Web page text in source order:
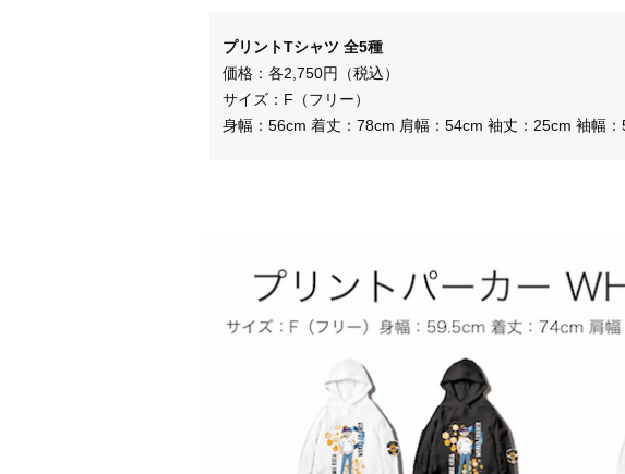
プリントTシャツ 全5種
価格：各2,750円（税込）
サイズ：F（フリー）
身幅：56cm 着丈：78cm 肩幅：54cm 袖丈：25cm 袖幅：